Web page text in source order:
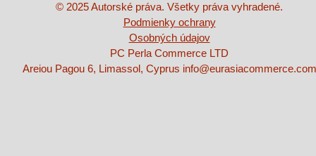
© 2025 Autorské práva. Všetky práva vyhradené.
Podmienky ochrany
Osobných údajov
PC Perla Commerce LTD
Areiou Pagou 6, Limassol, Cyprus info@eurasiacommerce.com